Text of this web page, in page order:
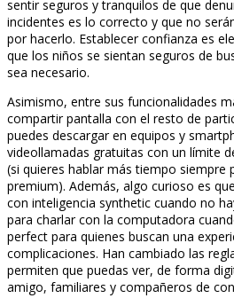
sentir seguros y tranquilos de que
incidentes es lo correcto y que no
por hacerlo. Establecer confianza es
que los niños se sientan seguros de
sea necesario.
Asimismo, entre sus funcionalidades
compartir pantalla con el resto de
puedes descargar en equipos y
videollamadas gratuitas con un límite
(si quieres hablar más tiempo siempre
premium). Además, algo curioso es
con inteligencia synthetic cuando no
para charlar con la computadora
perfect para quienes buscan una
complicaciones. Han cambiado las
permiten que puedas ver, de forma
amigo, familiares y compañeros de